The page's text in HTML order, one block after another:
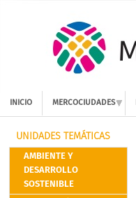
INICIO MERCOCIUDADES
UNIDADES TEMÁTICAS
AMBIENTE Y
DESARROLLO
SOSTENIBLE